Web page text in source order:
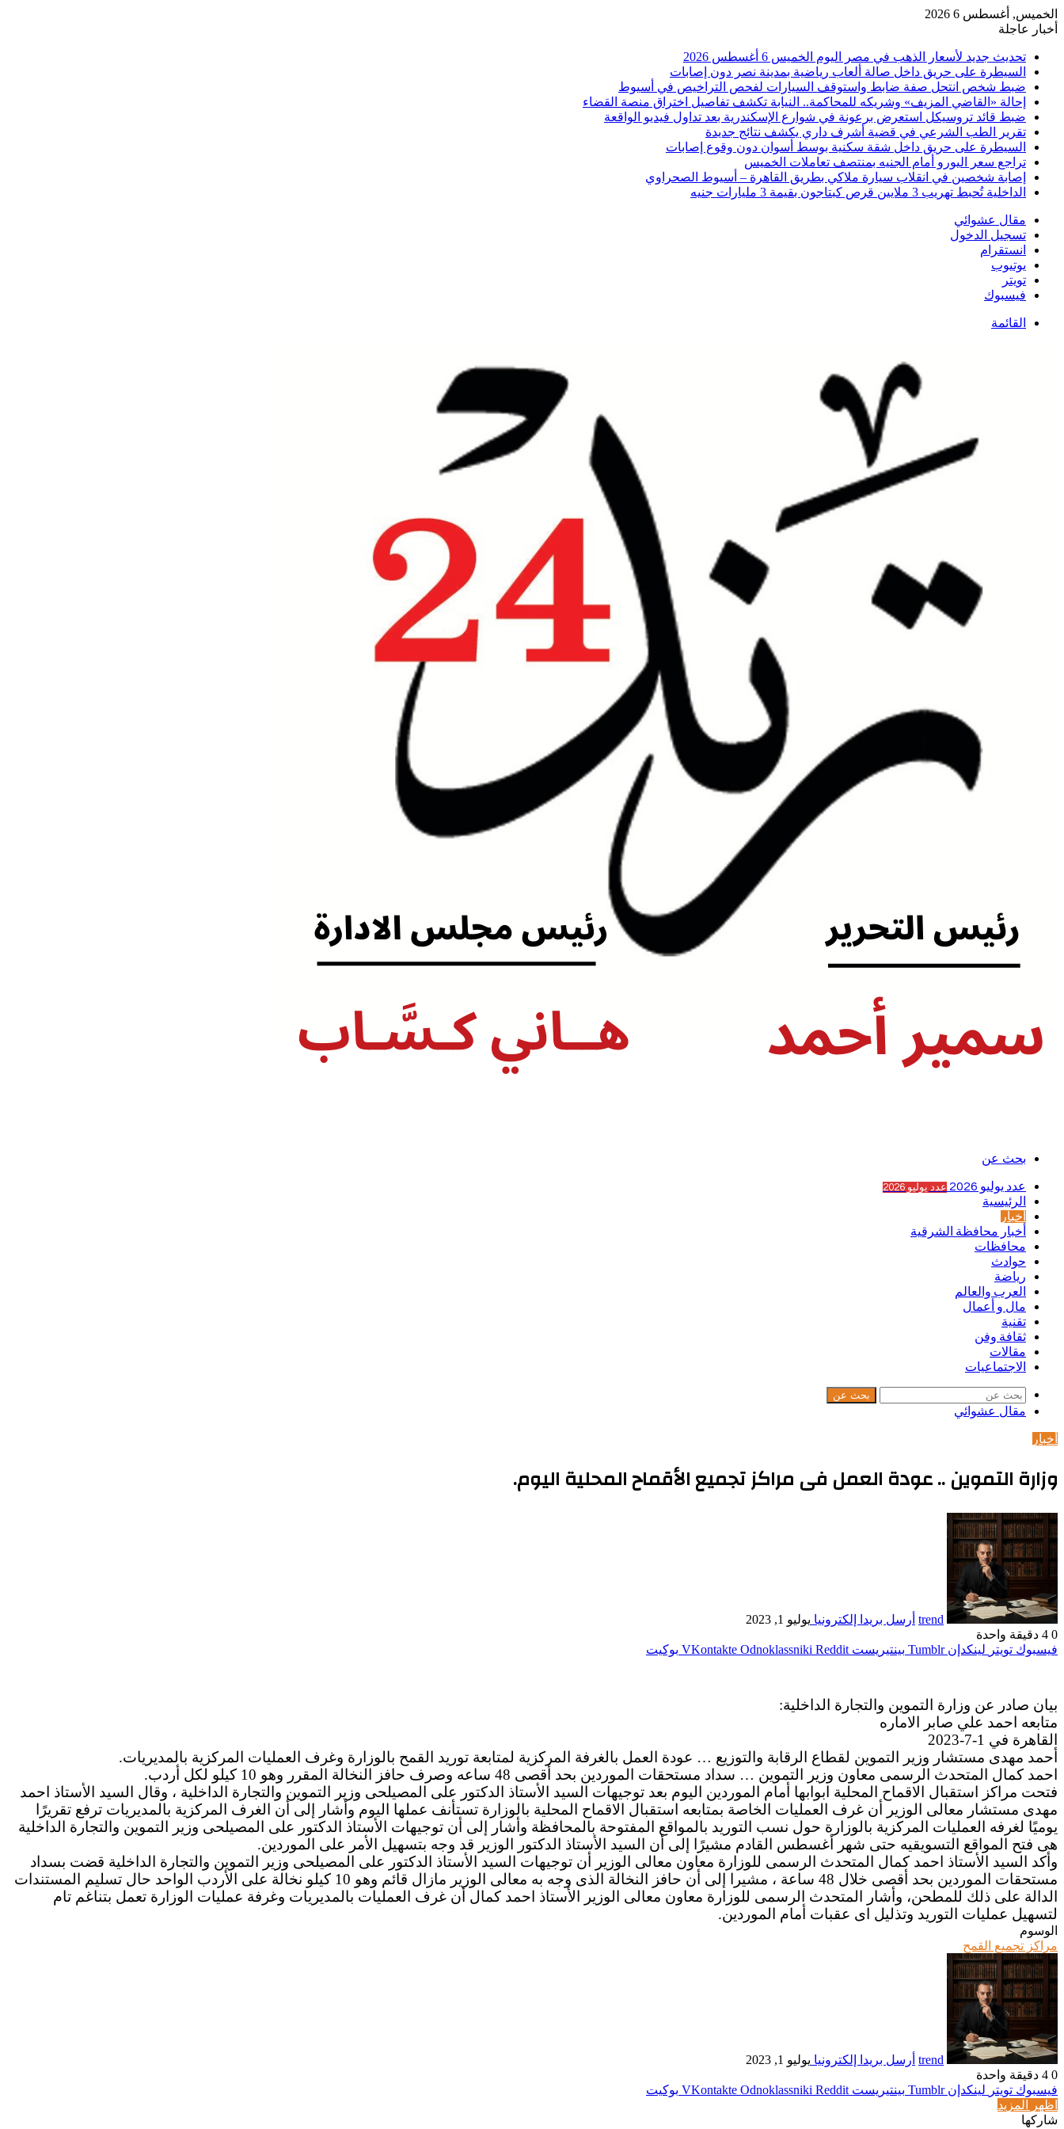
الخميس, أغسطس 6 2026
أخبار عاجلة
تحديث جديد لأسعار الذهب في مصر اليوم الخميس 6 أغسطس 2026
السيطرة على حريق داخل صالة ألعاب رياضية بمدينة نصر دون إصابات
ضبط شخص انتحل صفة ضابط واستوقف السيارات لفحص التراخيص في أسيوط
إحالة «القاضي المزيف» وشريكه للمحاكمة.. النيابة تكشف تفاصيل اختراق منصة القضاء
ضبط قائد تروسيكل استعرض برعونة في شوارع الإسكندرية بعد تداول فيديو الواقعة
تقرير الطب الشرعي في قضية أشرف داري يكشف نتائج جديدة
السيطرة على حريق داخل شقة سكنية بوسط أسوان دون وقوع إصابات
تراجع سعر اليورو أمام الجنيه بمنتصف تعاملات الخميس
إصابة شخصين في انقلاب سيارة ملاكي بطريق القاهرة – أسيوط الصحراوي
الداخلية تُحبط تهريب 3 ملايين قرص كبتاجون بقيمة 3 مليارات جنيه
مقال عشوائي
تسجيل الدخول
انستقرام
يوتيوب
تويتر
فيسبوك
القائمة
بحث عن
عدد يوليو 2026 عدد يوليو 2026
الرئيسية
أخبار
أخبار محافظة الشرقية
محافظات
حوادث
رياضة
العرب والعالم
مال و أعمال
تقنية
ثقافة وفن
مقالات
الاجتماعيات
بحث عن
مقال عشوائي
أخبار
وزارة التموين .. عودة العمل فى مراكز تجميع الأقماح المحلية اليوم.
trend أرسل بريدا إلكترونيا يوليو 1, 2023
0
دقيقة واحدة
فيسبوك تويتر لينكدإن بينتيريست Odnoklassniki بوكيت
بيان صادر عن وزارة التموين والتجارة الداخلية:
متابعه احمد علي صابر الاماره
القاهرة في 1-7-2023
أحمد مهدى مستشار وزير التموين لقطاع الرقابة والتوزيع … عودة العمل بالغرفة المركزية لمتابعة توريد القمح بالوزارة وغرف العمليات المركزية بالمديريات.
احمد كمال المتحدث الرسمى معاون وزير التموين … سداد مستحقات الموردين بحد أقصى 48 ساعه وصرف حافز النخالة المقرر وهو 10 كيلو لكل أردب.
فتحت مراكز استقبال الاقماح المحلية ابوابها أمام الموردين اليوم بعد توجيهات السيد الأستاذ الدكتور على المصيلحى وزير التموين والتجارة الداخلية ، وقال السيد الأستاذ احمد
مهدى مستشار معالى الوزير أن غرف العمليات الخاصة بمتابعه استقبال الاقماح المحلية بالوزارة تستأنف عملها اليوم وأشار إلى أن الغرف المركزية بالمديريات ترفع تقريرًا
يوميًا لغرفه العمليات المركزية بالوزارة حول نسب التوريد بالمواقع المفتوحة بالمحافظة وأشار إلى أن توجيهات الأستاذ الدكتور على المصيلحى وزير التموين والتجارة الداخلية
هى فتح المواقع التسويقيه حتى شهر أغسطس القادم مشيرًا إلى أن السيد الأستاذ الدكتور الوزير قد وجه بتسهيل الأمر على الموردين.
وأكد السيد الأستاذ احمد كمال المتحدث الرسمى للوزارة معاون معالى الوزير أن توجيهات السيد الأستاذ الدكتور على المصيلحى وزير التموين والتجارة الداخلية قضت بسداد
مستحقات الموردين بحد أقصى خلال 48 ساعة ، مشيرا إلى أن حافز النخالة الذى وجه به معالى الوزير مازال قائم وهو 10 كيلو نخالة على الأردب الواحد حال تسليم المستندات
الدالة على ذلك للمطحن، وأشار المتحدث الرسمى للوزارة معاون معالى الوزير الأستاذ احمد كمال أن غرف العمليات بالمديريات وغرفة عمليات الوزارة تعمل بتناغم تام
لتسهيل عمليات التوريد وتذليل اى عقبات أمام الموردين.
الوسوم
مراكز تجميع القمح
trend أرسل بريدا إلكترونيا يوليو 1, 2023
0
دقيقة واحدة
فيسبوك تويتر لينكدإن بينتيريست Odnoklassniki
بوكيت
اظهر المزيد
شاركها